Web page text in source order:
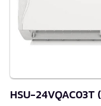
HSU-24VQAC03T